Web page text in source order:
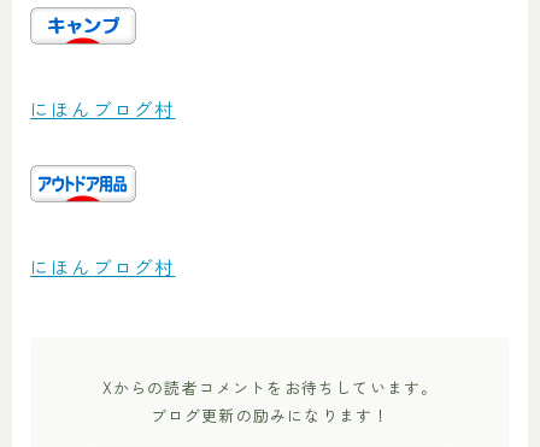
にほんブログ村
にほんブログ村
Xからの読者コメントをお待ちしています。
ブログ更新の励みになります！